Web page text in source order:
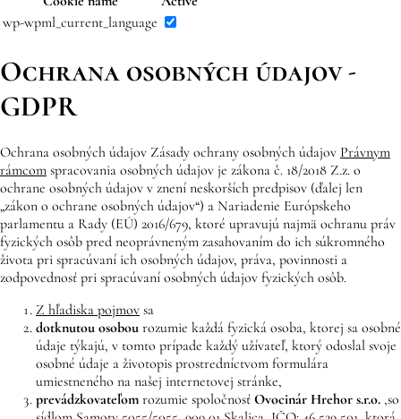
wp-wpml_current_language
Ochrana osobných údajov -
GDPR
Ochrana osobných údajov Zásady ochrany osobných údajov Právnym
rámcom spracovania osobných údajov je zákona č. 18/2018 Z.z. o
ochrane osobných údajov v znení neskorších predpisov (ďalej len
„zákon o ochrane osobných údajov“) a Nariadenie Európskeho
parlamentu a Rady (EÚ) 2016/679, ktoré upravujú najmä ochranu práv
fyzických osôb pred neoprávneným zasahovaním do ich súkromného
života pri spracúvaní ich osobných údajov, práva, povinnosti a
zodpovednosť pri spracúvaní osobných údajov fyzických osôb.
Z hľadiska pojmov sa
dotknutou osobou rozumie každá fyzická osoba, ktorej sa osobné
údaje týkajú, v tomto prípade každý užívateľ, ktorý odoslal svoje
osobné údaje a životopis prostredníctvom formulára
umiestneného na našej internetovej stránke,
prevádzkovateľom rozumie spoločnosť Ovocinár Hrehor s.r.o. ,so